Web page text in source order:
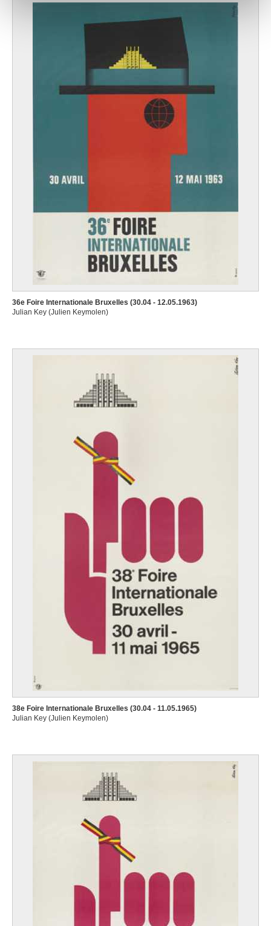
notre site avec nos partenaires de médias sociaux, de
publicité et d'analyse, qui peuvent combiner celles-ci
avec d'autres informations que vous leur avez fournies
ou qu'ils ont collectées lors de votre utilisation de leurs
36e Foire Internationale Bruxelles (30.04 - 12.05.1963)
Julian Key (Julien Keymolen)
38e Foire Internationale Bruxelles (30.04 - 11.05.1965)
Julian Key (Julien Keymolen)